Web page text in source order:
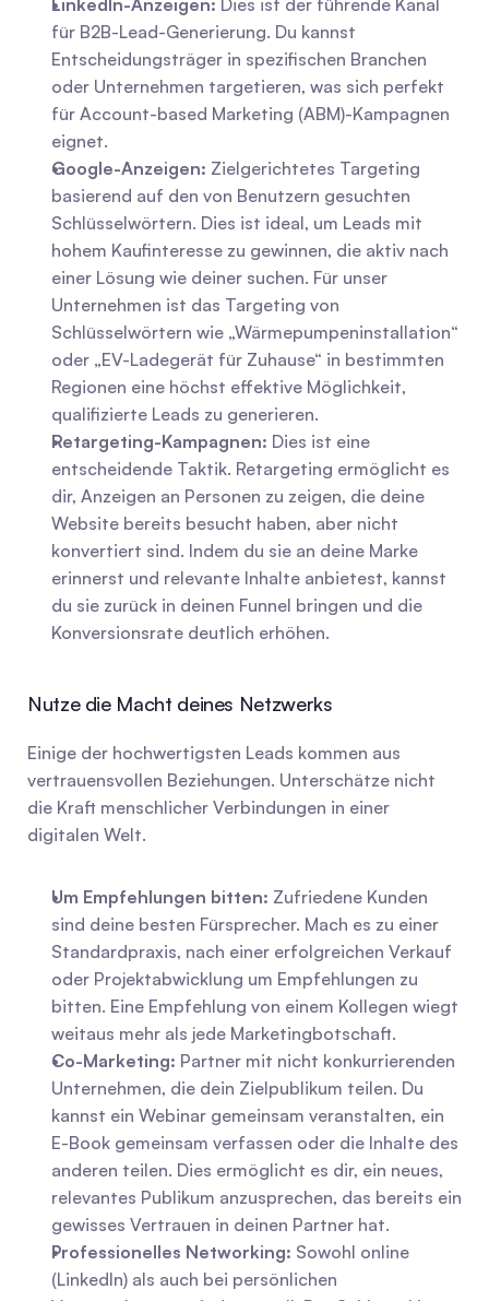
LinkedIn-Anzeigen: Dies ist der führende Kanal
für B2B-Lead-Generierung. Du kannst
Entscheidungsträger in spezifischen Branchen
oder Unternehmen targetieren, was sich perfekt
für Account-based Marketing (ABM)-Kampagnen
eignet.
Google-Anzeigen: Zielgerichtetes Targeting
basierend auf den von Benutzern gesuchten
Schlüsselwörtern. Dies ist ideal, um Leads mit
hohem Kaufinteresse zu gewinnen, die aktiv nach
einer Lösung wie deiner suchen. Für unser
Unternehmen ist das Targeting von
Schlüsselwörtern wie „Wärmepumpeninstallation“
oder „EV-Ladegerät für Zuhause“ in bestimmten
Regionen eine höchst effektive Möglichkeit,
qualifizierte Leads zu generieren.
Retargeting-Kampagnen: Dies ist eine
entscheidende Taktik. Retargeting ermöglicht es
dir, Anzeigen an Personen zu zeigen, die deine
Website bereits besucht haben, aber nicht
konvertiert sind. Indem du sie an deine Marke
erinnerst und relevante Inhalte anbietest, kannst
du sie zurück in deinen Funnel bringen und die
Konversionsrate deutlich erhöhen.
Nutze die Macht deines Netzwerks
Einige der hochwertigsten Leads kommen aus
vertrauensvollen Beziehungen. Unterschätze nicht
die Kraft menschlicher Verbindungen in einer
digitalen Welt.
Um Empfehlungen bitten: Zufriedene Kunden
sind deine besten Fürsprecher. Mach es zu einer
Standardpraxis, nach einer erfolgreichen Verkauf
oder Projektabwicklung um Empfehlungen zu
bitten. Eine Empfehlung von einem Kollegen wiegt
weitaus mehr als jede Marketingbotschaft.
Co-Marketing: Partner mit nicht konkurrierenden
Unternehmen, die dein Zielpublikum teilen. Du
kannst ein Webinar gemeinsam veranstalten, ein
E-Book gemeinsam verfassen oder die Inhalte des
anderen teilen. Dies ermöglicht es dir, ein neues,
relevantes Publikum anzusprechen, das bereits ein
gewisses Vertrauen in deinen Partner hat.
Professionelles Networking: Sowohl online
(LinkedIn) als auch bei persönlichen